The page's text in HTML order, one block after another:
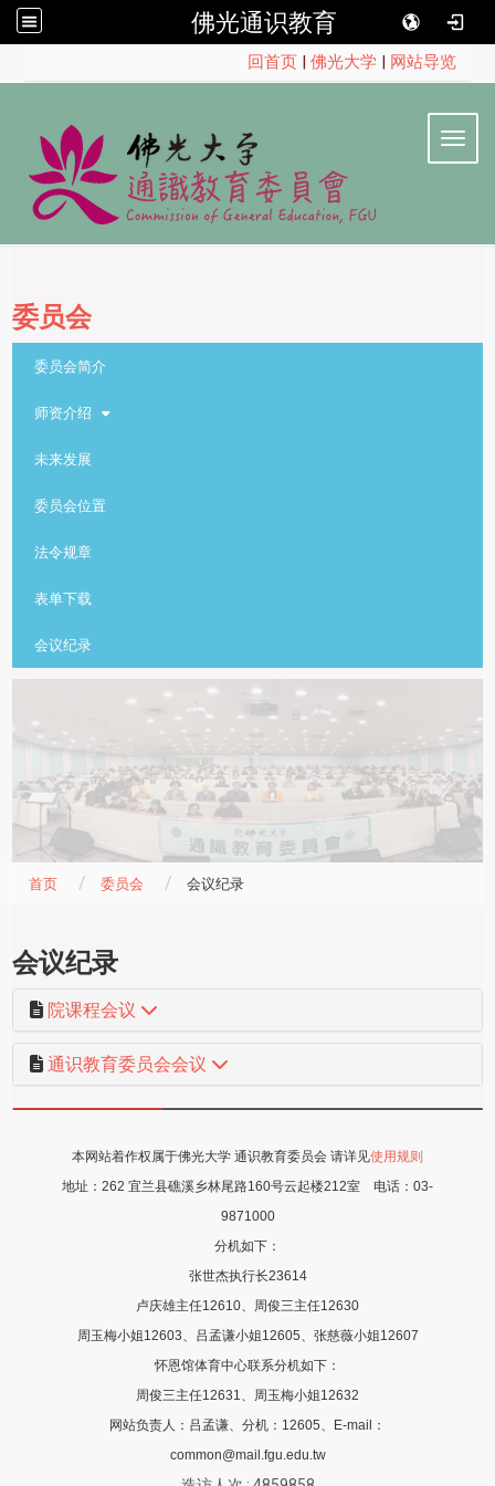
佛光通识教育
回首页| 佛光大学 | 网站导览
委员会
委员会简介
师资介绍
未来发展
委员会位置
法令规章
表单下载
会议纪录
首页 委员会 会议纪录
会议纪录
院课程会议
通识教育委员会会议
本网站着作权属于佛光大学 通识教育委员会 请详见使用规则
地址： 262 宜兰县礁溪乡林尾路160号云起楼212室 电话： 03-
9871000
分机如下：
张世杰执行长23614
卢庆雄主任12610、周俊三主任12630
周玉梅小姐12603、吕孟谦小姐12605、张慈薇小姐12607
怀恩馆体育中心联系分机如下：
周俊三主任12631、周玉梅小姐12632
网站负责人：吕孟谦、分机：12605、E-mail：
common@mail.fgu.edu.tw